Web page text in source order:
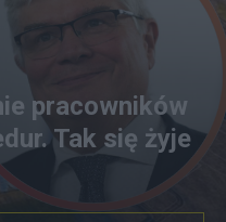
pracowników
Tak się żyje